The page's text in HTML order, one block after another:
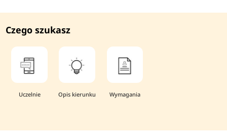
Czego szukasz
Uczelnie Opis kierunku Wymagania